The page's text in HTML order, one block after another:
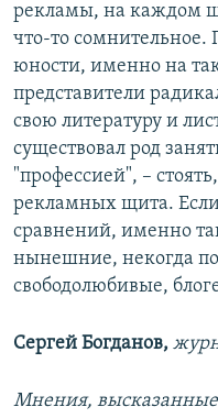
рекламы, на каждом
что-то
юности, именно на
представители
свою литературу и
существовал род
"профессией", –
рекламных щита.
сравнений, именно
нынешние, некогда
свободолюбивые,
Сергей Богданов,
Мнения, высказанные